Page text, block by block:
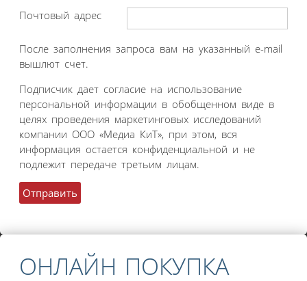
Почтовый адрес
После заполнения запроса вам на указанный e-mail
вышлют счет.
Подписчик дает согласие на использование
персональной информации в обобщенном виде в
целях проведения маркетинговых исследований
компании ООО «Медиа КиТ», при этом, вся
информация остается конфиденциальной и не
подлежит передаче третьим лицам.
ОНЛАЙН ПОКУПКА